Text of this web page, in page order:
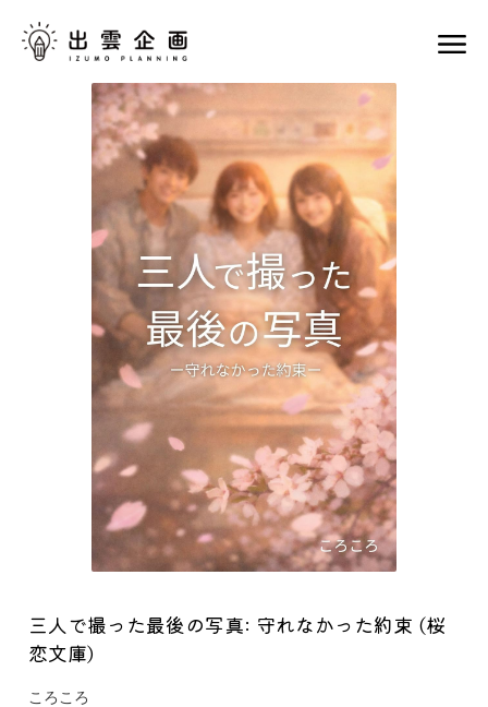
三人で撮った最後の写真: 守れなかった約束 (桜
恋文庫)
ころころ